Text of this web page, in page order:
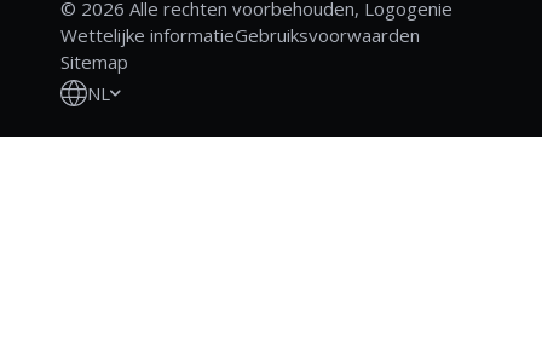
© 2026 Alle rechten voorbehouden, Logogenie
Wettelijke informatieGebruiksvoorwaarden
Sitemap
NL